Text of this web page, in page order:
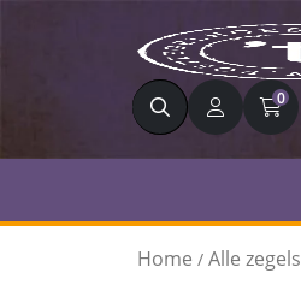
Zoeken 0
Home / Alle zegels